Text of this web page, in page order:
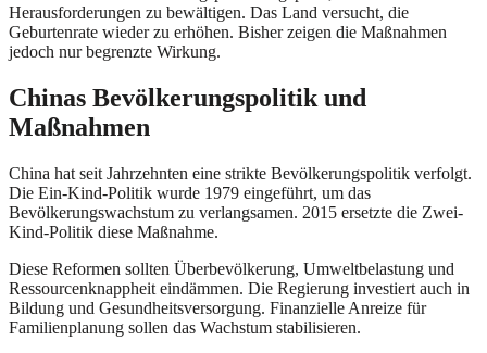
Herausforderungen zu bewältigen. Das Land versucht, die
Geburtenrate wieder zu erhöhen. Bisher zeigen die Maßnahmen
jedoch nur begrenzte Wirkung.
Chinas Bevölkerungspolitik und
Maßnahmen
China hat seit Jahrzehnten eine strikte Bevölkerungspolitik verfolgt.
Die Ein-Kind-Politik wurde 1979 eingeführt, um das
Bevölkerungswachstum zu verlangsamen. 2015 ersetzte die Zwei-
Kind-Politik diese Maßnahme.
Diese Reformen sollten Überbevölkerung, Umweltbelastung und
Ressourcenknappheit eindämmen. Die Regierung investiert auch in
Bildung und Gesundheitsversorgung. Finanzielle Anreize für
Familienplanung sollen das Wachstum stabilisieren.